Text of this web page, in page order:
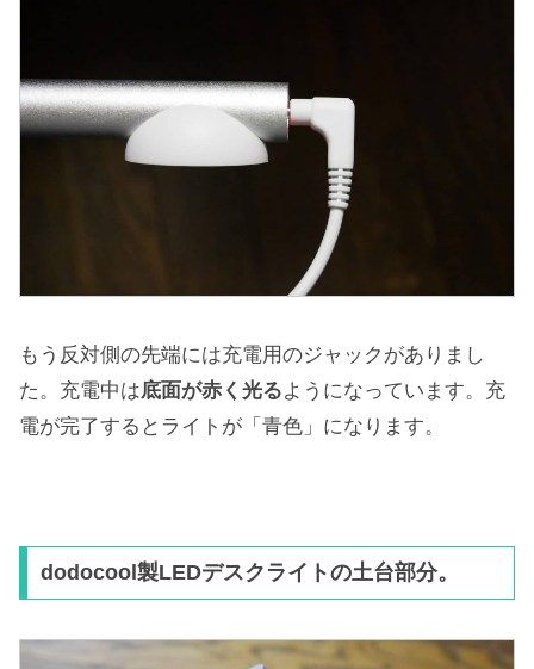
もう反対側の先端には充電用のジャックがありまし
た。充電中は底面が赤く光るようになっています。充
電が完了するとライトが「青色」になります。
dodocool製LEDデスクライトの土台部分。